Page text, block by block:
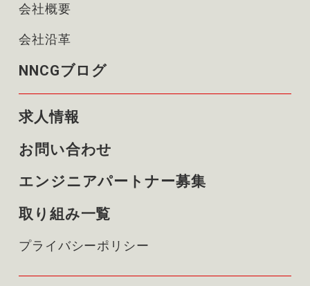
会社概要
会社沿革
NNCGブログ
求人情報
お問い合わせ
エンジニアパートナー募集
取り組み一覧
プライバシーポリシー